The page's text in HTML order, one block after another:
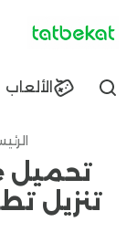
tatbekat.net
الألعاب
Find
تنزيل